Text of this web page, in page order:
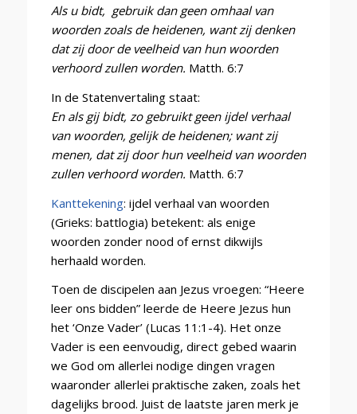
Als u bidt, gebruik dan geen omhaal van
woorden zoals de heidenen, want zij denken
dat zij door de veelheid van hun woorden
verhoord zullen worden. Matth. 6:7
In de Statenvertaling staat:
En als gij bidt, zo gebruikt geen ijdel verhaal
van woorden, gelijk de heidenen; want zij
menen, dat zij door hun veelheid van woorden
zullen verhoord worden. Matth. 6:7
Kanttekening: ijdel verhaal van woorden
(Grieks: battlogia) betekent: als enige
woorden zonder nood of ernst dikwijls
herhaald worden.
Toen de discipelen aan Jezus vroegen: “Heere
leer ons bidden” leerde de Heere Jezus hun
het ‘Onze Vader’ (Lucas 11:1-4). Het onze
Vader is een eenvoudig, direct gebed waarin
we God om allerlei nodige dingen vragen
waaronder allerlei praktische zaken, zoals het
dagelijks brood. Juist de laatste jaren merk je